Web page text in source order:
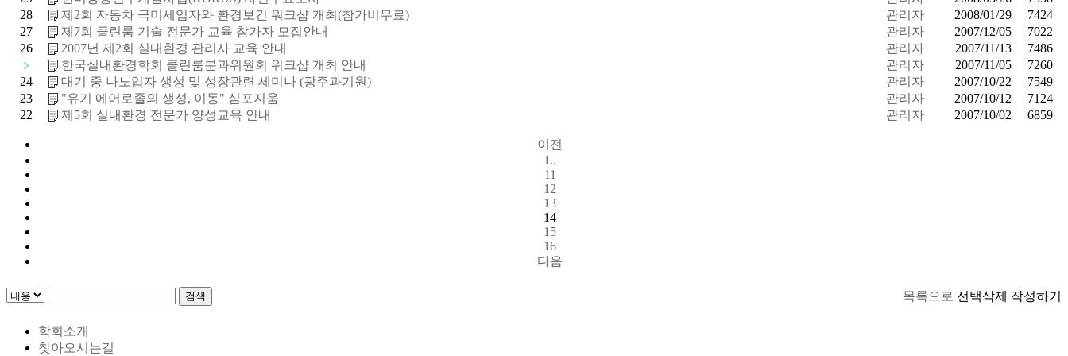
28
제2회 자동차 극미세입자와 환경보건 워크샵 개최(참가비무료) 관리자 2008/01/29
7424
27
제7회 클린룸 기술 전문가 교육 참가자 모집안내 관리자 2007/12/05
7022
26
2007년 제2회 실내환경 관리사 교육 안내 관리자 2007/11/13
7486
한국실내환경학회 클린룸분과위원회 워크샵 개최 안내
관리자 2007/11/05
7260
24
대기 중 나노입자 생성 및 성장관련 세미나 (광주과기원) 관리자 2007/10/22
7549
23
"유기 에어로졸의 생성, 이동" 심포지움 관리자 2007/10/12
7124
22
제5회 실내환경 전문가 양성교육 안내 관리자 2007/10/02 6859
이전
1..
11
12
13
14
15
16
다음
검색 목록으로 선택삭제 작성하기
학회소개
찾아오시는길